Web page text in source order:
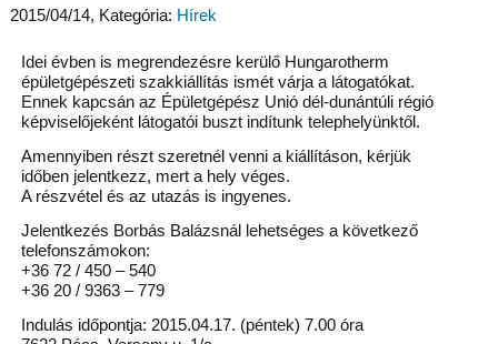
2015/04/14, Kategória: Hírek
Idei évben is megrendezésre kerülő Hungarotherm
épületgépészeti szakkiállítás ismét várja a látogatókat.
Ennek kapcsán az Épületgépész Unió dél-dunántúli régió
képviselőjeként látogatói buszt indítunk telephelyünktől.
Amennyiben részt szeretnél venni a kiállításon, kérjük
időben jelentkezz, mert a hely véges.
A részvétel és az utazás is ingyenes.
Jelentkezés Borbás Balázsnál lehetséges a következő
telefonszámokon:
+36 72 / 450 – 540
+36 20 / 9363 – 779
Indulás időpontja: 2015.04.17. (péntek) 7.00 óra